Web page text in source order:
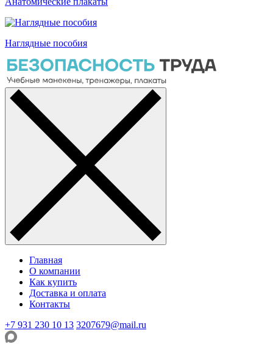
Наглядные пособия
Главная
О компании
Как купить
Доставка и оплата
Контакты
+7 931 230 10 13 3207679@mail.ru